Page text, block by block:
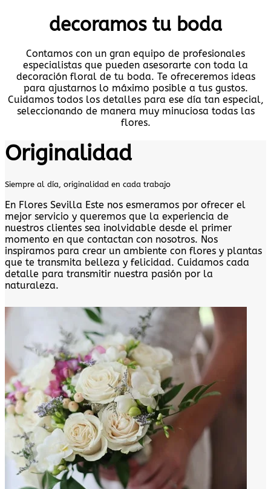
decoramos tu boda
Contamos con un gran equipo de profesionales
especialistas que pueden asesorarte con toda la
decoración floral de tu boda. Te ofreceremos ideas
para ajustarnos lo máximo posible a tus gustos.
Cuidamos todos los detalles para ese día tan especial,
seleccionando de manera muy minuciosa todas las
flores.
Originalidad
Siempre al día, originalidad en cada trabajo
En Flores Sevilla Este nos esmeramos por ofrecer el
mejor servicio y queremos que la experiencia de
nuestros clientes sea inolvidable desde el primer
momento en que contactan con nosotros. Nos
inspiramos para crear un ambiente con flores y plantas
que te transmita belleza y felicidad. Cuidamos cada
detalle para transmitir nuestra pasión por la
naturaleza.